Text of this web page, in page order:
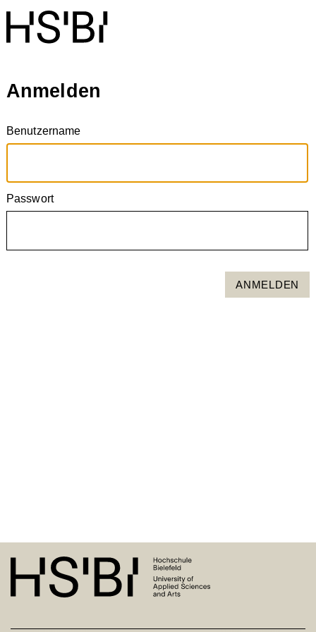
Anmelden
Benutzername
Passwort